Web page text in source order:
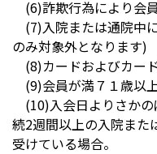
(6)詐欺行為により会
(7)入院または通院中
のみ対象外となります)
(8)カードおよびカー
(9)会員が満７１歳以上
(10)入会日よりさか
続2週間以上の入院また
受けている場合。